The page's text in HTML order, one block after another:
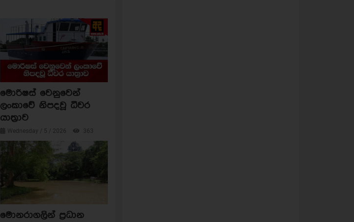
මොරිෂස් වෙනුවෙන්
ලංකාවේ නිපදවූ ධීවර
යාත්‍රාව
Wednesday / 5 / 2026 363
මොනරාගලින් ප්‍රධාන